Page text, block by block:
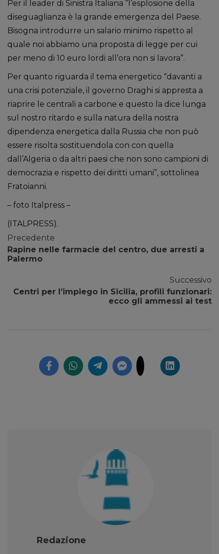
Per il leader di Sinistra Italiana “l’esplosione della
diseguaglianza è la grande emergenza del Paese.
Bisogna introdurre un salario minimo rispetto al
quale noi abbiamo una proposta di legge per cui
per meno di 10 euro lordi all’ora non si lavora”.
Per quanto riguarda il tema energetico “davanti a
una crisi potenziale, il governo Draghi si appresta a
riaprire le centrali a carbone e questo la dice lunga
sul nostro ritardo e sulla natura della nostra
dipendenza energetica dalla Russia che non può
essere risolta sostituendola con con quella
dall’Algeria o da altri paesi che non sono campioni di
democrazia e rispetto dei diritti umani”, sottolinea
Fratoianni.
– foto Italpress –
(ITALPRESS).
Precedente
Rapine nelle farmacie del centro, due arresti a
Palermo
Successivo
Centri per l’impiego in Sicilia, profili funzionari:
ecco gli ammessi ai test
Redazione